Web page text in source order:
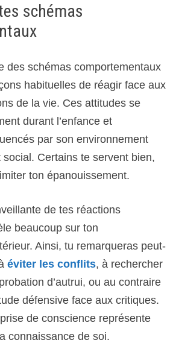
schémas
des schémas comportementaux
habituelles de réagir face aux
de la vie. Ces attitudes se
durant l’enfance et
par son environnement
Certains te servent bien,
ton épanouissement.
de tes réactions
beaucoup sur ton
Ainsi, tu remarqueras peut-
éviter les conflits, à rechercher
d’autrui, ou au contraire
défensive face aux critiques.
de conscience représente
connaissance de soi.